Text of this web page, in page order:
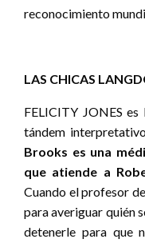
reconocimiento
LAS CHICAS
FELICITY JONES
tándem
Brooks es una
que atiende a
Cuando el profesor
para averiguar quién
detenerle para que